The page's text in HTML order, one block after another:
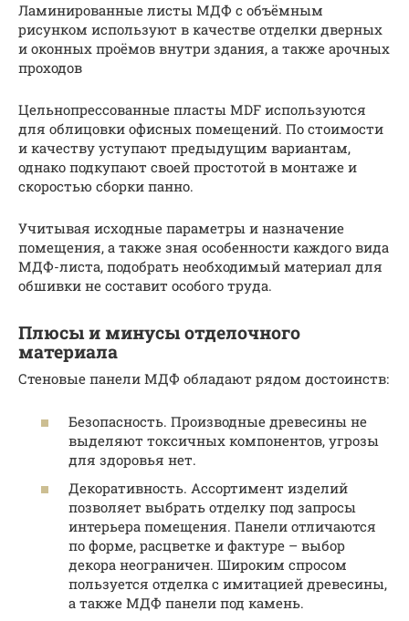
Ламинированные листы МДФ с объёмным
рисунком используют в качестве отделки дверных
и оконных проёмов внутри здания, а также арочных
проходов
Цельнопрессованные пласты MDF используются
для облицовки офисных помещений. По стоимости
и качеству уступают предыдущим вариантам,
однако подкупают своей простотой в монтаже и
скоростью сборки панно.
Учитывая исходные параметры и назначение
помещения, а также зная особенности каждого вида
МДФ-листа, подобрать необходимый материал для
обшивки не составит особого труда.
Плюсы и минусы отделочного
материала
Стеновые панели МДФ обладают рядом достоинств:
Безопасность. Производные древесины не
выделяют токсичных компонентов, угрозы
для здоровья нет.
Декоративность. Ассортимент изделий
позволяет выбрать отделку под запросы
интерьера помещения. Панели отличаются
по форме, расцветке и фактуре – выбор
декора неограничен. Широким спросом
пользуется отделка с имитацией древесины,
а также МДФ панели под камень.